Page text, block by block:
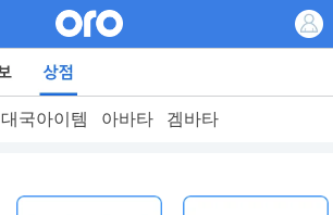
대국아이템 아바타 겜바타